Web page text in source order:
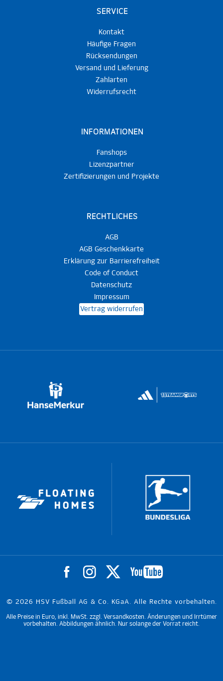
SERVICE
Kontakt
Häufige Fragen
Rücksendungen
Versand und Lieferung
Zahlarten
Widerrufsrecht
INFORMATIONEN
Fanshops
Lizenzpartner
Zertifizierungen und Projekte
RECHTLICHES
AGB
AGB Geschenkkarte
Erklärung zur Barrierefreiheit
Code of Conduct
Datenschutz
Impressum
Vertrag widerrufen
© 2026 HSV Fußball AG & Co. KGaA. Alle Rechte vorbehalten.
Alle Preise in Euro, inkl. MwSt. zzgl. Versandkosten. Änderungen und Irrtümer
vorbehalten. Abbildungen ähnlich. Nur solange der Vorrat reicht.